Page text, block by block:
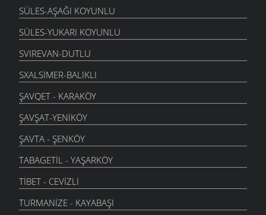
SÜLES-AŞAĞI KOYUNLU
SÜLES-YUKARI KOYUNLU
SVIREVAN-DUTLU
SXALSIMER-BALIKLI
ŞAVQET - KARAKÖY
ŞAVŞAT-YENIKÖY
ŞAVTA - ŞENKÖY
TABAGETIL - YAŞARKÖY
TIBET - CEVIZLI
TURMANIZE - KAYABAŞI